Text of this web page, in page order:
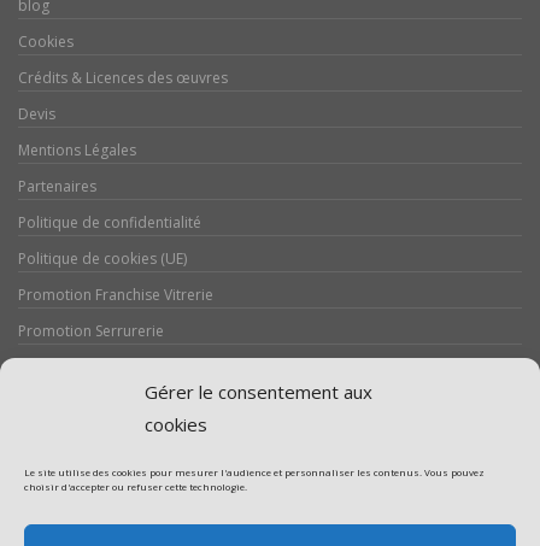
Gérer le consentement aux
cookies
Le site utilise des cookies pour mesurer l'audience et personnaliser les contenus. Vous pouvez
choisir d'accepter ou refuser cette technologie.
blog
Cookies
Crédits & Licences des œuvres
Devis
Mentions Légales
Partenaires
Politique de confidentialité
Politique de cookies (UE)
Promotion Franchise Vitrerie
Promotion Serrurerie